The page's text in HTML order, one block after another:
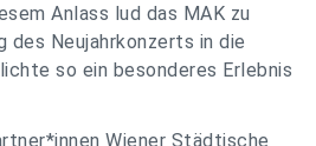
Anlass lud das MAK zu
des Neujahrkonzerts in die
so ein besonderes Erlebnis
Wiener Städtische